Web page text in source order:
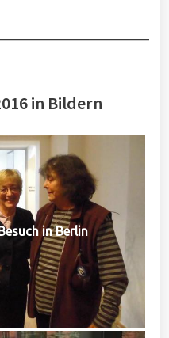
in Bildern
in Berlin